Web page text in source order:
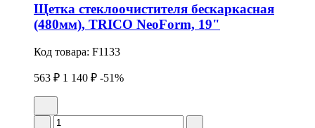
Щетка стеклоочистителя бескаркасная
(480мм), TRICO NeoForm, 19"
Код товара: F1133
563 ₽ 1 140 ₽ -51%